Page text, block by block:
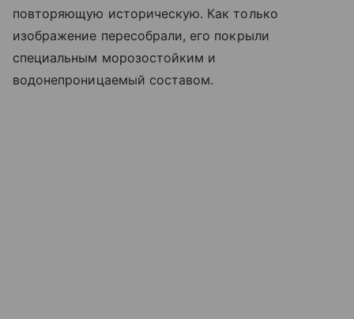
повторяющую историческую. Как только
изображение пересобрали, его покрыли
специальным морозостойким и
водонепроницаемый составом.